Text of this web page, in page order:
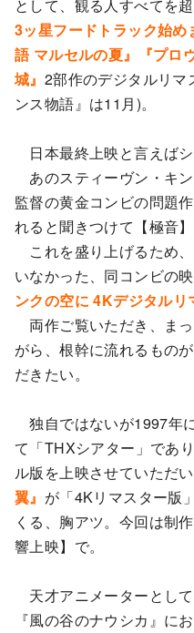
として、観る人すべてを
3ッ星フードトラック始め
語 マルセルの夏』『プロ
城』 2部作のデジタルリマ
ンス物語』は11月)。
日本最終上映と言えばシ
あのスティーヴン・キ
監督の黄金コンビの問題作
れると聞きつけて【極音】
これを盛り上げるため
いなかった、同コンビの
ンクの空に 4Kデジタルリ
両作ご覧いただき、ま
がら、根幹に流れるもの
だきたい。
独自ではないが1997年
て「THXシアター」であ
ル版を上映させていただ
翼』 が「4Kリマスター版
くる、胸アツ。今回は制
響上映】で。
天才アニメーターとして
『風の谷のナウシカ』に